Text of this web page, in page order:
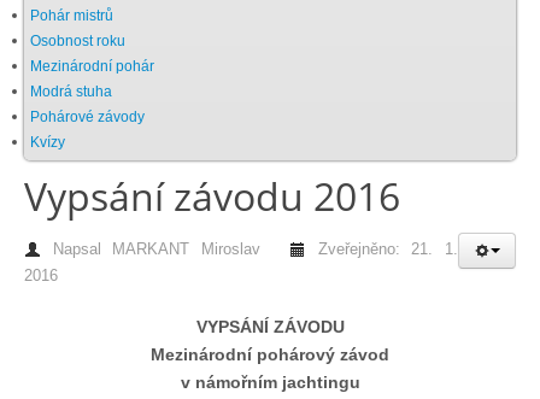
Dokumenty ke stažení
Ochrana osobních údajů
Legislativa
Legislativní proces
Lodě - technika (tech. způsobilost)
Pohár mistrů
Osobnost roku
Mezinárodní pohár
Modrá stuha
Pohárové závody
Kvízy
Vypsání závodu 2016
Napsal MARKANT Miroslav
Zveřejněno: 21. 1.
2016
VYPSÁNÍ ZÁVODU
Mezinárodní pohárový závod
v námořním jachtingu